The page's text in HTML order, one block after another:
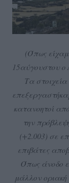
(Όπως
15αύγουστου
Τα
κατανοητοί
την
(+2.003) σε
επιβάτες
Όπως άνοδο
μάλλον